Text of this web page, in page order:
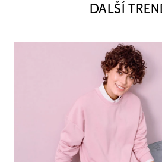
DALŠÍ